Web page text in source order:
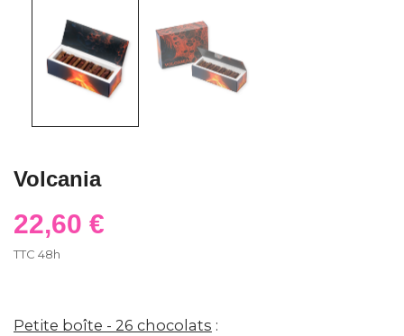
Volcania
22,60 €
TTC 48h
Petite boîte - 26 chocolats :